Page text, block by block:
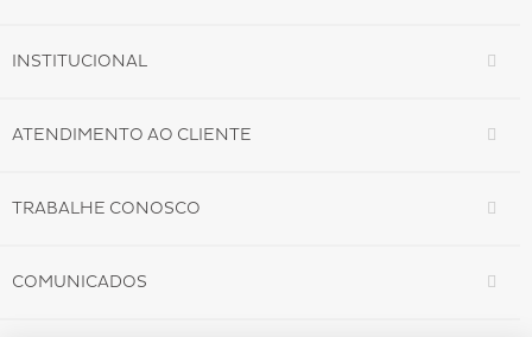
INSTITUCIONAL
ATENDIMENTO AO CLIENTE
TRABALHE CONOSCO
COMUNICADOS